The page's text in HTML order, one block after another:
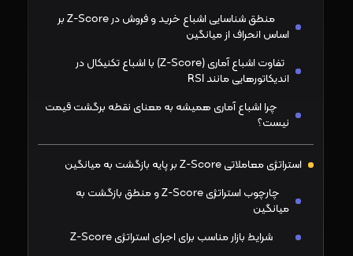
منطق شناسایی اشباع خرید و فروش در Z-Score بر
اساس انحراف از میانگین
تفاوت اشباع آماری (Z-Score) با اشباع تکنیکال در
اندیکاتورهایی مانند RSI
چرا اشباع آماری همیشه به معنای نقطه برگشت قیمت
نیست؟
استراتژی معاملاتی Z-Score بر پایه بازگشت به میانگین
چارچوب استراتژی Z-Score و منطق بازگشت به
میانگین
شرایط بازار مناسب برای اجرای استراتژی Z-Score